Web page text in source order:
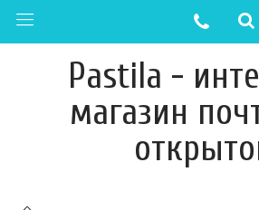
Pastila -
магазин